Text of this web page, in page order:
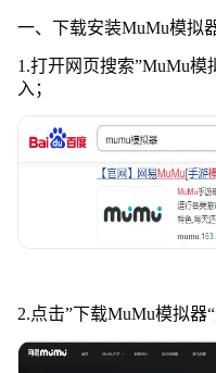
一、下载安装MuMu模拟
1.打开网页搜索”MuMu
入；
2.点击”下载MuMu模拟器“